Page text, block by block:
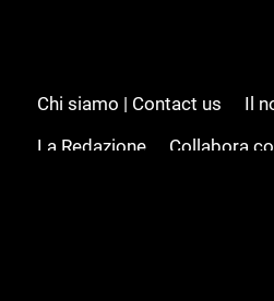
Chi siamo | Contact us
Il
La Redazione
Collabora